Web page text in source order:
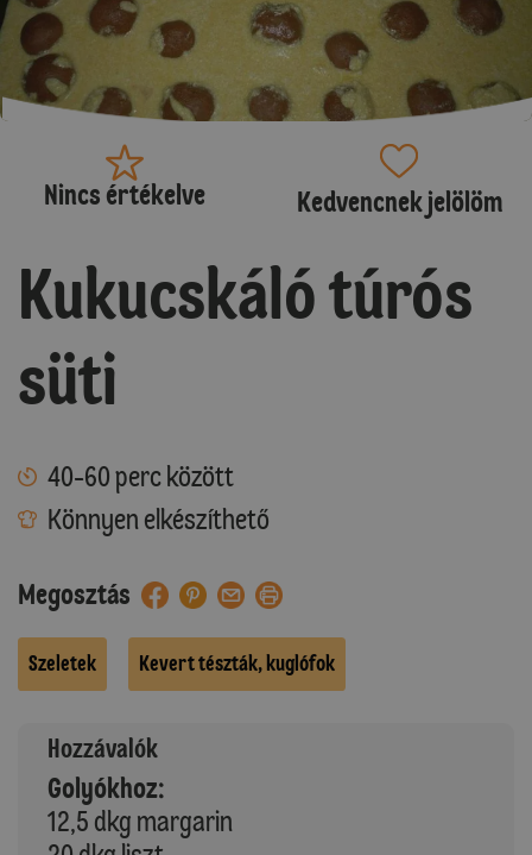
Nincs értékelve Kedvencnek jelölöm
Kukucskáló túrós
süti
40-60 perc között
Könnyen elkészíthető
Megosztás
Szeletek Kevert tészták, kuglófok
Hozzávalók
Golyókhoz:
12,5 dkg margarin